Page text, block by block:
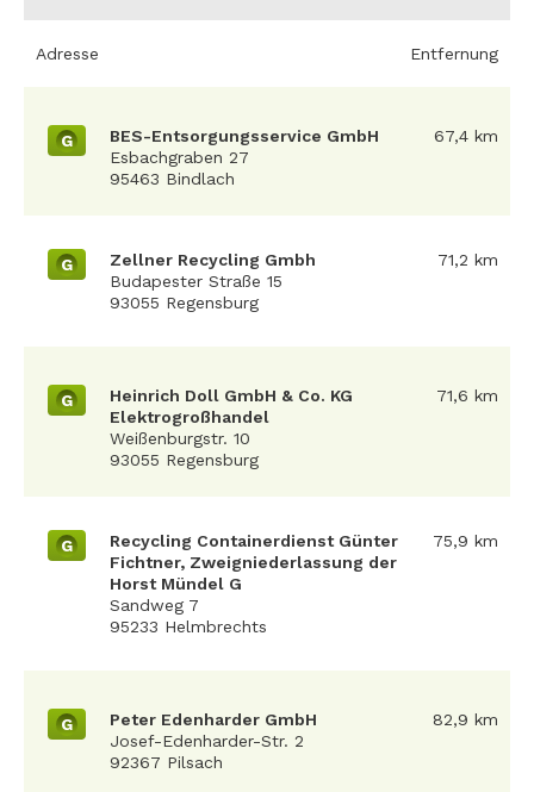
Adresse Entfernung
G
BES-Entsorgungsservice GmbH
Esbachgraben 27
95463 Bindlach
67,4 km
G
Zellner Recycling Gmbh
Budapester Straße 15
93055 Regensburg
71,2 km
G
Heinrich Doll GmbH & Co. KG
Elektrogroßhandel
Weißenburgstr. 10
93055 Regensburg
71,6 km
G
Recycling Containerdienst Günter
Fichtner, Zweigniederlassung der
Horst Mündel G
Sandweg 7
95233 Helmbrechts
75,9 km
G
Peter Edenharder GmbH
Josef-Edenharder-Str. 2
92367 Pilsach
82,9 km